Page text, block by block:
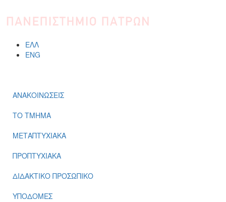
ΕΛΛ
ENG
ΑΝΑΚΟΙΝΩΣΕΙΣ
ΤΟ ΤΜΗΜΑ
ΜΕΤΑΠΤΥΧΙΑΚΑ
ΠΡΟΠΤΥΧΙΑΚΑ
ΔΙΔΑΚΤΙΚΟ ΠΡΟΣΩΠΙΚΟ
ΥΠΟΔΟΜΕΣ